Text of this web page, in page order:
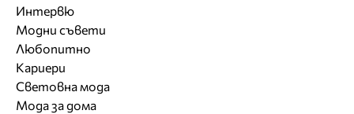
Интервю
Модни съвети
Любопитно
Кариери
Световна мода
Мода за дома